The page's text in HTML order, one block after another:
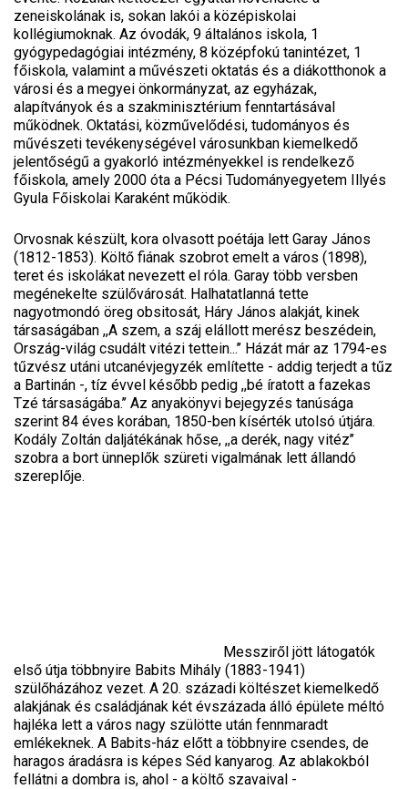
zeneiskolának is, sokan lakói a középiskolai
kollégiumoknak. Az óvodák, 9 általános iskola, 1
gyógypedagógiai intézmény, 8 középfokú tanintézet, 1
főiskola, valamint a művészeti oktatás és a diákotthonok a
városi és a megyei önkormányzat, az egyházak,
alapítványok és a szakminisztérium fenntartásával
működnek. Oktatási, közművelődési, tudományos és
művészeti tevékenységével városunkban kiemelkedő
jelentőségű a gyakorló intézményekkel is rendelkező
főiskola, amely 2000 óta a Pécsi Tudományegyetem Illyés
Gyula Főiskolai Karaként működik.
Orvosnak készült, kora olvasott poétája lett Garay János
(1812-1853). Költő fiának szobrot emelt a város (1898),
teret és iskolákat nevezett el róla. Garay több versben
megénekelte szülővárosát. Halhatatlanná tette
nagyotmondó öreg obsitosát, Háry János alakját, kinek
társaságában ,,A szem, a száj elállott merész beszédein,
Ország-világ csudált vitézi tettein...’’ Házát már az 1794-es
tűzvész utáni utcanévjegyzék említette - addig terjedt a tűz
a Bartinán -, tíz évvel később pedig ,,bé íratott a fazekas
Tzé társaságába.’’ Az anyakönyvi bejegyzés tanúsága
szerint 84 éves korában, 1850-ben kísérték utolsó útjára.
Kodály Zoltán daljátékának hőse, ,,a derék, nagy vitéz’’
szobra a bort ünneplők szüreti vigalmának lett állandó
szereplője.
Messziről jött látogatók
első útja többnyire Babits Mihály (1883-1941)
szülőházához vezet. A 20. századi költészet kiemelkedő
alakjának és családjának két évszázada álló épülete méltó
hajléka lett a város nagy szülötte után fennmaradt
emlékeknek. A Babits-ház előtt a többnyire csendes, de
haragos áradásra is képes Séd kanyarog. Az ablakokból
fellátni a dombra is, ahol - a költő szavaival -